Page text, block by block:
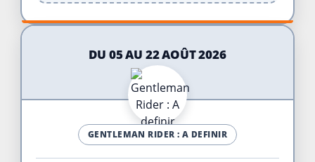
DU 05 AU 22 AOÛT 2026
GENTLEMAN RIDER : A DEFINIR